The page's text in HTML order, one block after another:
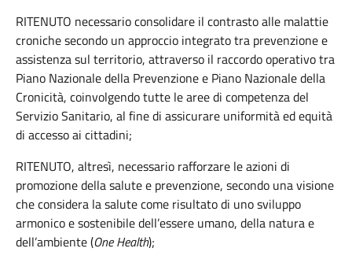
RITENUTO necessario consolidare il contrasto alle malattie
croniche secondo un approccio integrato tra prevenzione e
assistenza sul territorio, attraverso il raccordo operativo tra
Piano Nazionale della Prevenzione e Piano Nazionale della
Cronicità, coinvolgendo tutte le aree di competenza del
Servizio Sanitario, al fine di assicurare uniformità ed equità
di accesso ai cittadini;
RITENUTO, altresì, necessario rafforzare le azioni di
promozione della salute e prevenzione, secondo una visione
che considera la salute come risultato di uno sviluppo
armonico e sostenibile dell’essere umano, della natura e
dell’ambiente (One Health);